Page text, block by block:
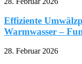
Effiziente
Warmwasser –
28. Februar 2026